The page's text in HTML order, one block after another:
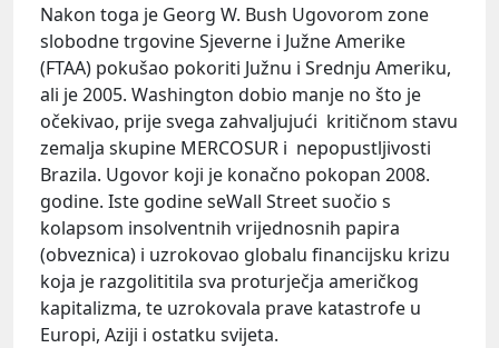
Nakon toga je Georg W. Bush Ugovorom zone
slobodne trgovine Sjeverne i Južne Amerike
(FTAA) pokušao pokoriti Južnu i Srednju Ameriku,
ali je 2005. Washington dobio manje no što je
očekivao, prije svega zahvaljujući kritičnom stavu
zemalja skupine MERCOSUR i nepopustljivosti
Brazila. Ugovor koji je konačno pokopan 2008.
godine. Iste godine seWall Street suočio s
kolapsom insolventnih vrijednosnih papira
(obveznica) i uzrokovao globalu financijsku krizu
koja je razgolititila sva proturječja američkog
kapitalizma, te uzrokovala prave katastrofe u
Europi, Aziji i ostatku svijeta.